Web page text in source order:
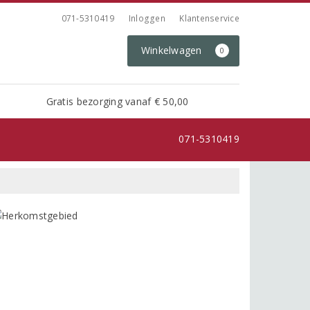
071-5310419 Inloggen Klantenservice
Winkelwagen 0
Gratis bezorging vanaf € 50,00
071-5310419